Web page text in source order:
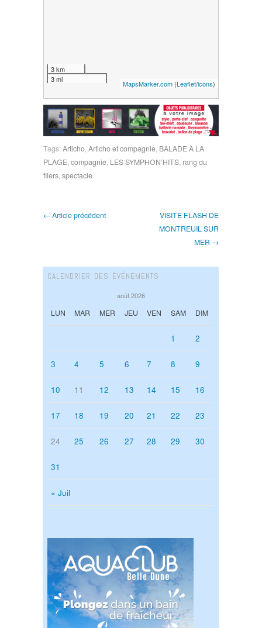
3 km
3 mi
MapsMarker.com (Leaflet/icons)
Tags:Articho,Articho et compagnie, BALADE À LA
PLAGE,compagnie, LES SYMPHON’HITS, rang du
fliers,spectacle
← Article précédent
VISITE FLASH DE
MONTREUIL SUR
MER →
CALENDRIER DES ÉVÉNEMENTS
août 2026
LUN MAR MER JEU VEN SAM DIM
« Juil
1 2
3 4 5 6 7 8 9
10 11 12 13 14 15 16
17 18 19 20 21 22 23
24 25 26 27 28 29 30
31